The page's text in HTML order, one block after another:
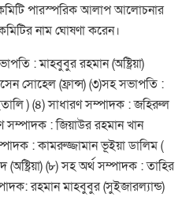
কমিটি পারস্পরিক আলাপ আলোচনার
নাম ঘোষণা করেন।
: মাহবুবুর রহমান (অষ্ট্রিয়া)
সোহেল (ফ্রান্স) (৩)সহ সভাপতি :
) (৪) সাধারণ সম্পাদক : জহিরুল
সম্পাদক : জিয়াউর রহমান খান
: কামরুজ্জামান ভূইয়া ডালিম (
(৮) সহ অর্থ সম্পাদক : তাহির
রহমান মাহবুবুর (সুইজারল্যান্ড)